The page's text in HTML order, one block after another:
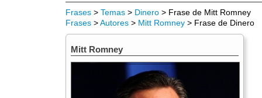
Frases > Temas > Dinero > Frase de Mitt Romney
Frases >Autores > Mitt Romney > Frase de Dinero
Mitt Romney